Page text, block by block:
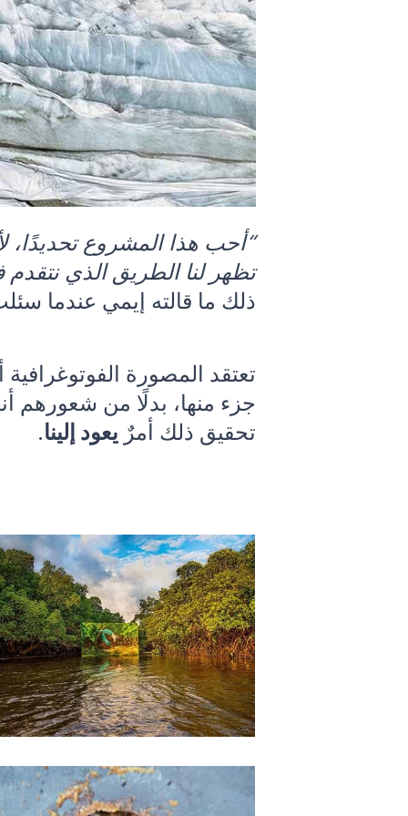
“أحب هذا المشروع تحديدًا،
تظهر لنا الطريق الذي نتقدم
ذلك ما قالته إيمي عندما
تعتقد المصورة
جزء منها، بدلًا من
تحقيق ذلك أمرٌ يعود إلينا.